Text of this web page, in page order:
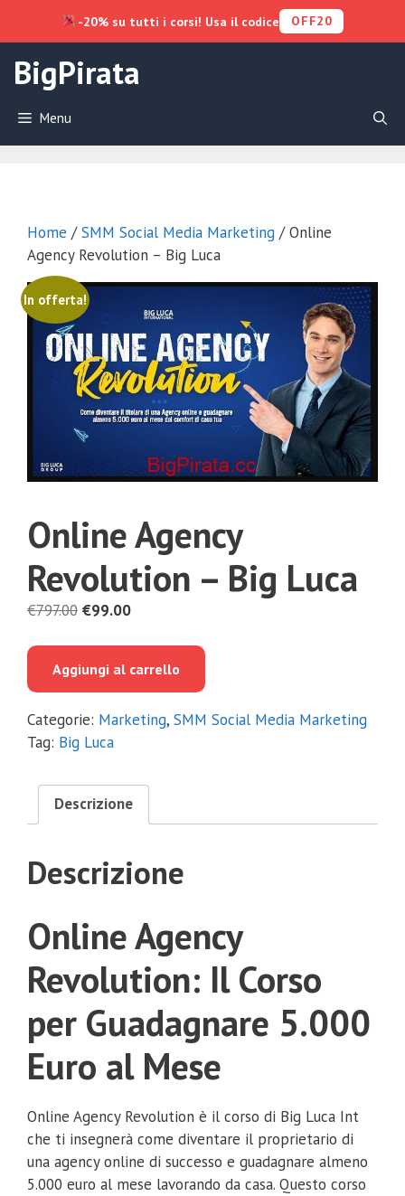
contenuto
BigPirata
Menu
Home /SMM Social Media Marketing / Online
Agency Revolution – Big Luca
In offerta!
Online Agency
Revolution – Big Luca
€797.00 Il
era:
€99.00Il
è:
Aggiungi al carrello
Categorie: Marketing, SMM Social Media Marketing
Tag: Big Luca
Descrizione
Descrizione
Online Agency
Revolution: Il Corso
per Guadagnare 5.000
Euro al Mese
Online Agency Revolution è il corso di Big Luca Int
che ti insegnerà come diventare il proprietario di
una agency online di successo e guadagnare almeno
5.000 euro al mese lavorando da casa. Questo corso
-20% su tutti i corsi! Usa il codice OFF20